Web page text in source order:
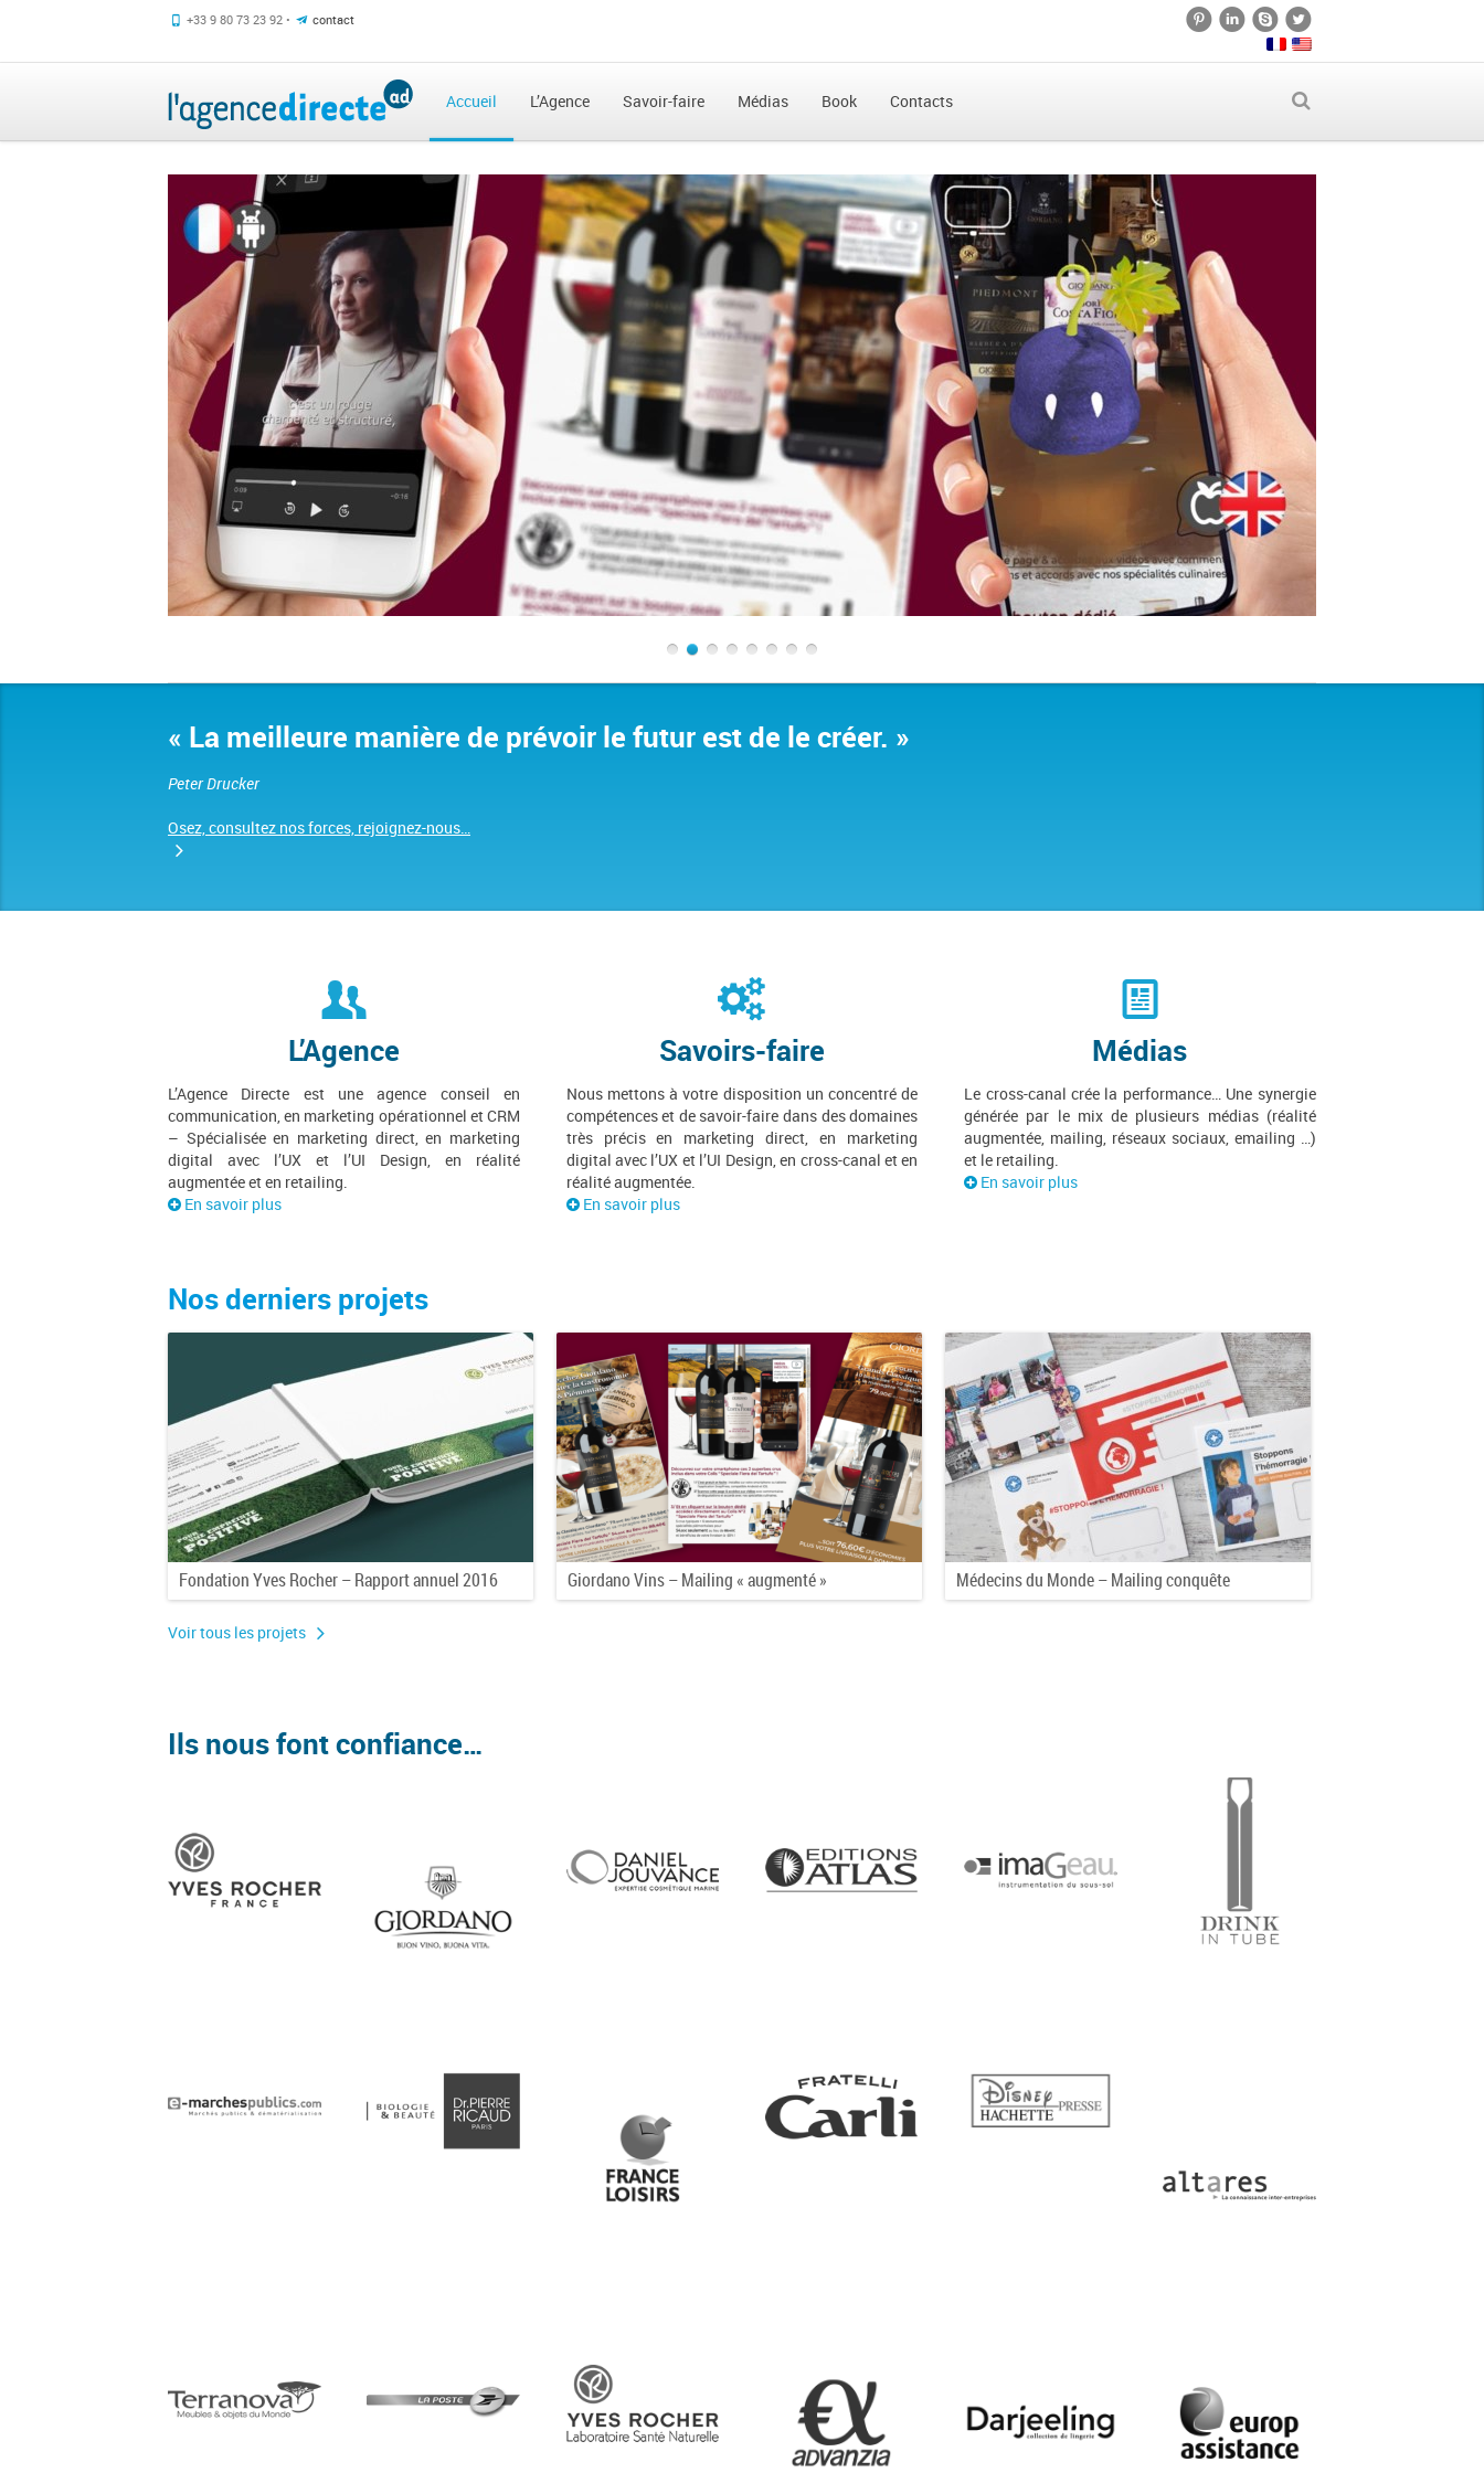
+33 9 80 73 23 92 • contact
Accueil L’Agence Savoir-faire Médias Book Contacts
« La meilleure manière de prévoir le futur est de le créer. »
Peter Drucker
Osez, consultez nos forces, rejoignez-nous…
L’Agence
L’Agence Directe est une agence conseil en
communication, en marketing opérationnel et CRM
– Spécialisée en marketing direct, en marketing
digital avec l’UX et l’UI Design, en réalité
augmentée et en retailing.
En savoir plus
Savoirs-faire
Nous mettons à votre disposition un concentré de
compétences et de savoir-faire dans des domaines
très précis en marketing direct, en marketing
digital avec l’UX et l’UI Design, en cross-canal et en
réalité augmentée.
En savoir plus
Médias
Le cross-canal crée la performance… Une synergie
générée par le mix de plusieurs médias (réalité
augmentée, mailing, réseaux sociaux, emailing …)
et le retailing.
En savoir plus
Nos derniers projets
Fondation Yves Rocher – Rapport annuel 2016 Giordano Vins – Mailing « augmenté » Médecins du Monde – Mailing conquête
Voir tous les projets
Ils nous font confiance…